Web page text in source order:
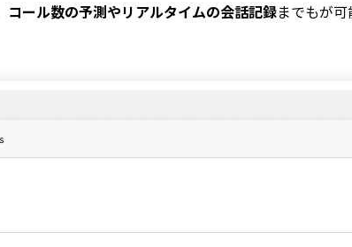
コール数の予測やリアルタイムの会話記録までもが可